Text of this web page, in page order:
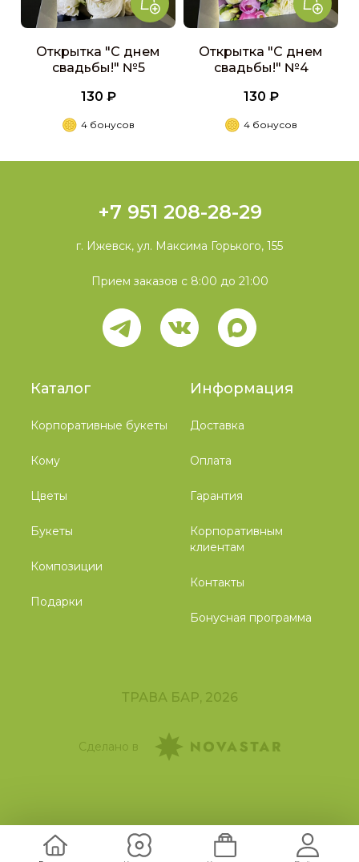
Открытка "С днем
свадьбы!" №5
130 ₽
4 бонусов
Открытка "С днем
свадьбы!" №4
130 ₽
4 бонусов
Каталог
Корпоративные букеты
Кому
Цветы
Букеты
Композиции
Подарки
Информация
Доставка
Оплата
Гарантия
Корпоративным
клиентам
Контакты
Бонусная программа
+7 951 208-28-29
г. Ижевск, ул. Максима Горького, 155
Прием заказов с 8:00 до 21:00
ТРАВА БАР, 2026
Сделано в